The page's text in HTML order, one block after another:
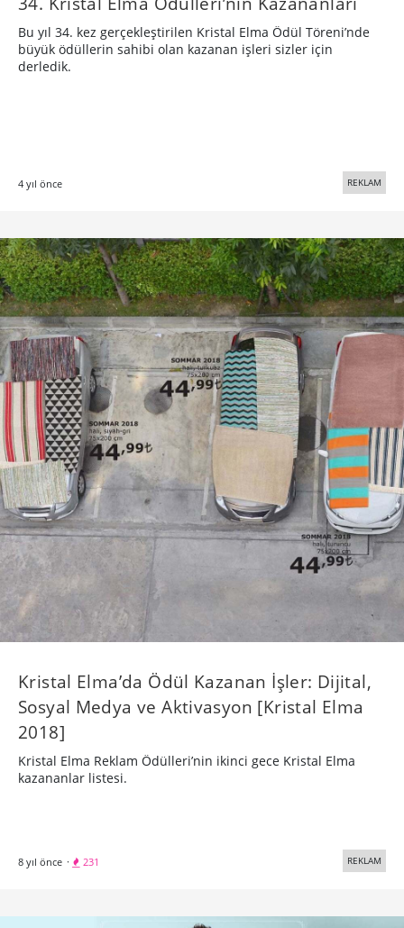
Bu yıl 34. kez gerçekleştirilen Kristal Elma Ödül Töreni’nde
büyük ödüllerin sahibi olan kazanan işleri sizler için
derledik.
4 yıl önce REKLAM
Kristal Elma’da Ödül Kazanan İşler: Dijital,
Sosyal Medya ve Aktivasyon [Kristal Elma
2018]
Kristal Elma Reklam Ödülleri’nin ikinci gece Kristal Elma
kazananlar listesi.
8 yıl önce · 231 REKLAM